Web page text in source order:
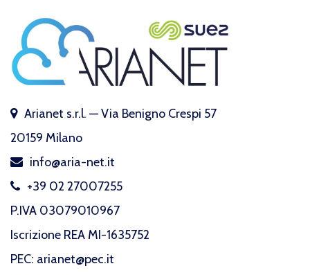
Arianet s.r.l. — Via Benigno Crespi 57
20159 Milano
info@aria-net.it
+39 02 27007255
P.IVA 03079010967
Iscrizione REA MI-1635752
PEC: arianet@pec.it